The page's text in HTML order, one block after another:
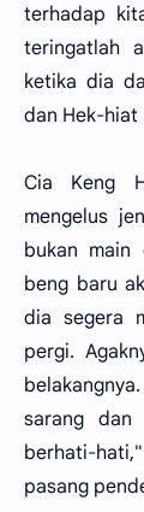
terhadap
teringatlah
ketika dia
dan Hek-
Cia Keng
mengelus
bukan main
beng baru
dia segera
pergi.
sarang dan
berhati-
pasang